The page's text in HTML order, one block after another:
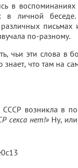
в воспоминаниях
в личной
письмах
по-разному.
чьи эти слова в
что там на
возникла в
секса нет!» Ну,